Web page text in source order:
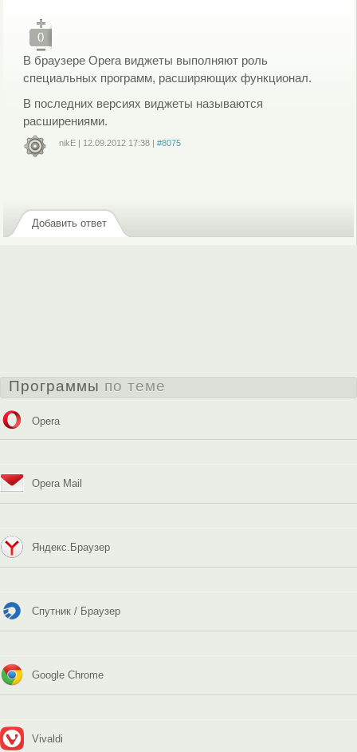
0
В браузере Opera виджеты выполняют роль
специальных программ, расширяющих функционал.
В последних версиях виджеты называются
расширениями.
nikE | 12.09.2012 17:38 |#8075
Добавить ответ
Программы по теме
Opera
Opera Mail
Яндекс.Браузер
Спутник / Браузер
Google Chrome
Vivaldi